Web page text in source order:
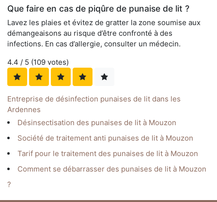
Que faire en cas de piqûre de punaise de lit ?
Lavez les plaies et évitez de gratter la zone soumise aux
démangeaisons au risque d’être confronté à des
infections. En cas d’allergie, consulter un médecin.
4.4 / 5 (109 votes)
Entreprise de désinfection punaises de lit dans les
Ardennes
Désinsectisation des punaises de lit à Mouzon
Société de traitement anti punaises de lit à Mouzon
Tarif pour le traitement des punaises de lit à Mouzon
Comment se débarrasser des punaises de lit à Mouzon
?